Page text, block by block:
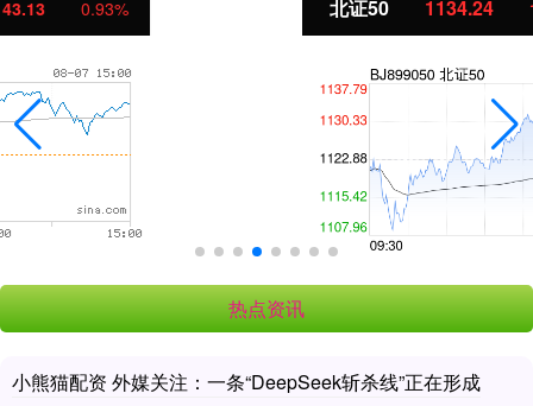
北证50 11.37 1.01%
热点资讯
小熊猫配资 外媒关注：一条“DeepSeek斩杀线”正在形成